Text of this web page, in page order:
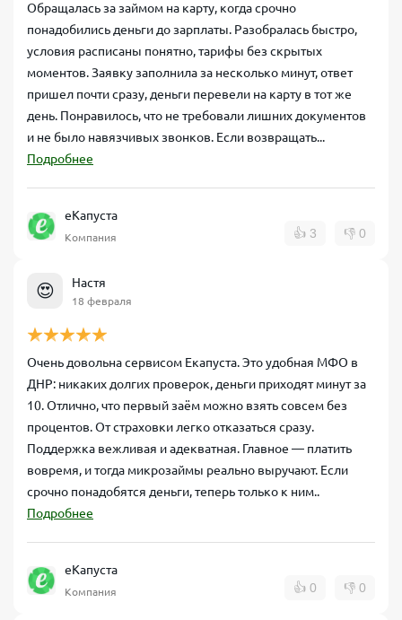
Обращалась за займом на карту, когда срочно
понадобились деньги до зарплаты. Разобралась быстро,
условия расписаны понятно, тарифы без скрытых
моментов. Заявку заполнила за несколько минут, ответ
пришел почти сразу, деньги перевели на карту в тот же
день. Понравилось, что не требовали лишних документов
и не было навязчивых звонков. Если возвращать...
Подробнее
еКапуста
Компания 👍 3 👎 0
😍 Настя
18 февраля
Очень довольна сервисом Екапуста. Это удобная МФО в
ДНР: никаких долгих проверок, деньги приходят минут за
10. Отлично, что первый заём можно взять совсем без
процентов. От страховки легко отказаться сразу.
Поддержка вежливая и адекватная. Главное — платить
вовремя, и тогда микрозаймы реально выручают. Если
срочно понадобятся деньги, теперь только к ним..
Подробнее
еКапуста
Компания 👍 0 👎 0